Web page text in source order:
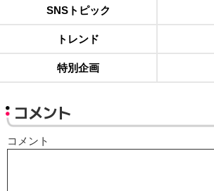
SNSトピック
トレンド
特別企画
コメント
コメント